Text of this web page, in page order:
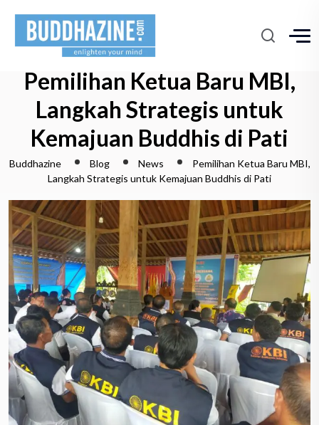
Pemilihan Ketua Baru MBI,
Langkah Strategis untuk
Kemajuan Buddhis di Pati
Buddhazine Blog News
Pemilihan Ketua Baru MBI,
Langkah Strategis untuk Kemajuan Buddhis di Pati